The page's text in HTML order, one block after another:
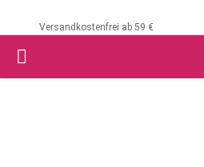
Versandkostenfrei ab 59 €
PRIMARY